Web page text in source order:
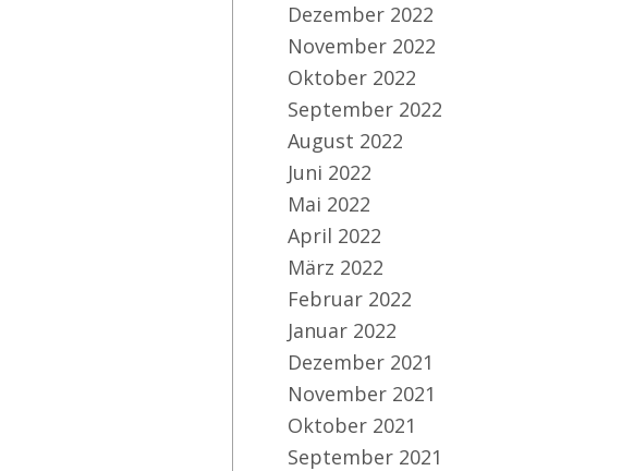
Dezember 2022
November 2022
Oktober 2022
September 2022
August 2022
Juni 2022
Mai 2022
April 2022
März 2022
Februar 2022
Januar 2022
Dezember 2021
November 2021
Oktober 2021
September 2021